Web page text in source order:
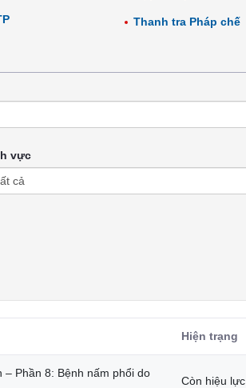
Thanh tra Pháp chế
vực
Hiện trạng
– Phần 8: Bệnh nấm phổi do
Còn hiệu lực